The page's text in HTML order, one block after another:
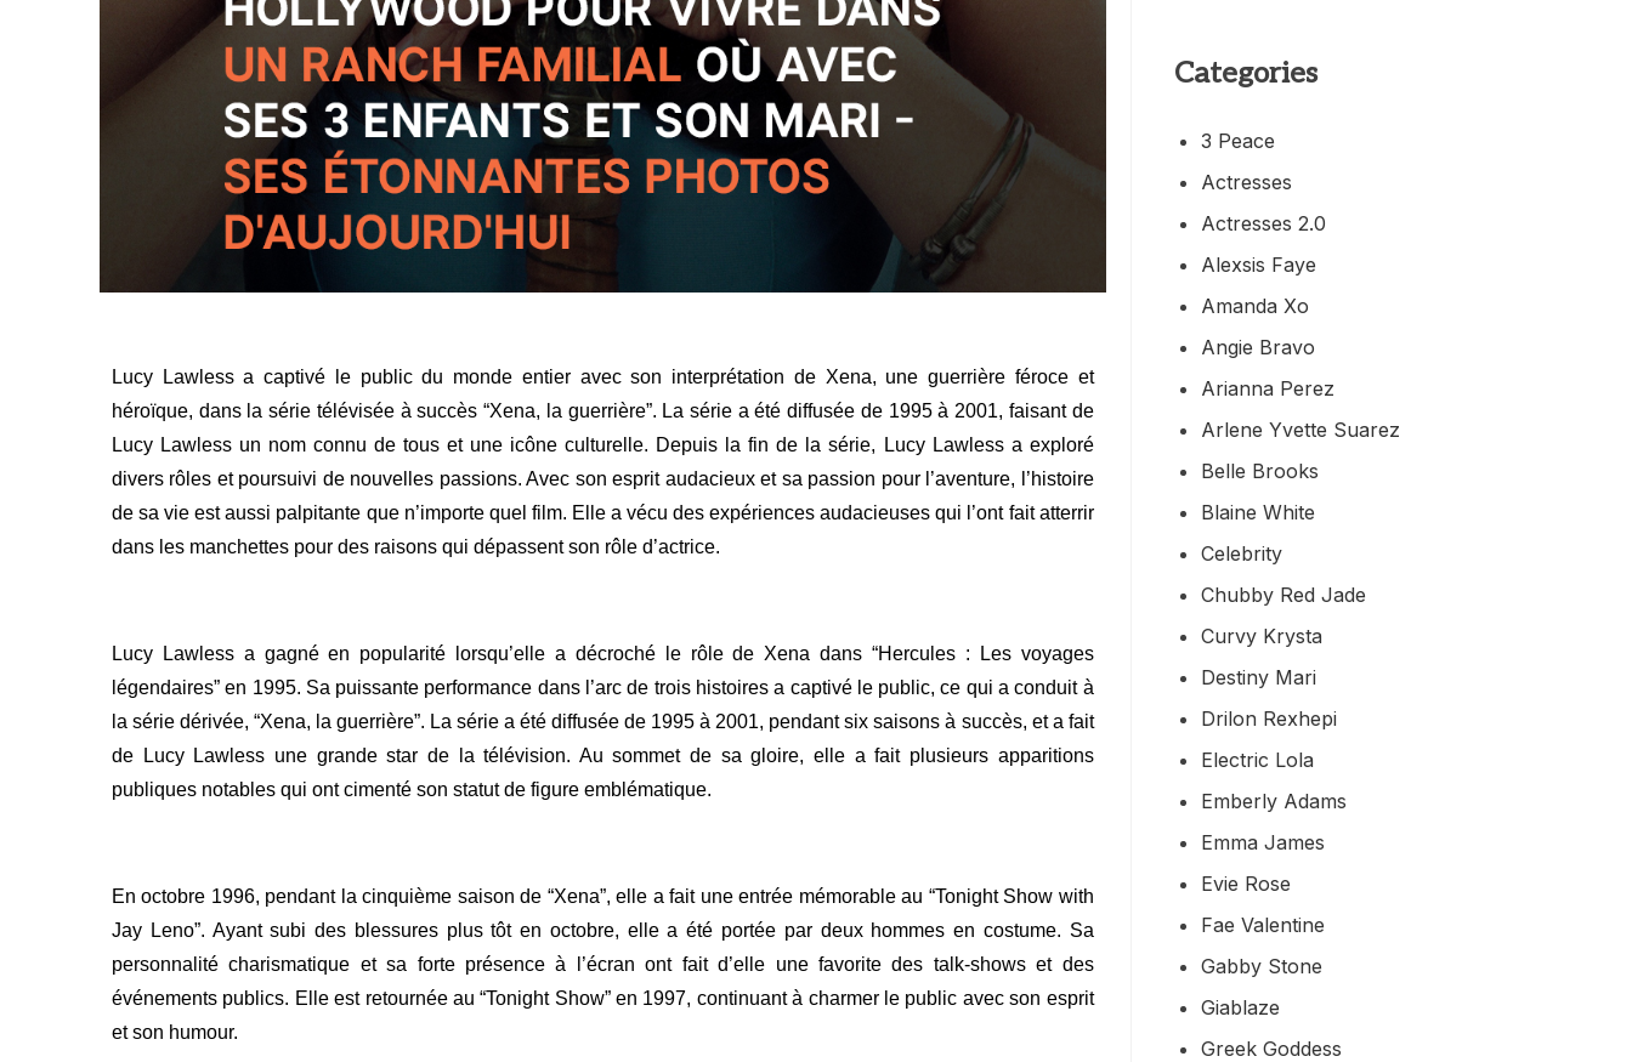
Lucy Lawless a captivé le public du monde entier avec son interprétation de Xena, une guerrière féroce et
héroïque, dans la série télévisée à succès “Xena, la guerrière”. La série a été diffusée de 1995 à 2001, faisant de
Lucy Lawless un nom connu de tous et une icône culturelle. Depuis la fin de la série, Lucy Lawless a exploré
divers rôles et poursuivi de nouvelles passions. Avec son esprit audacieux et sa passion pour l’aventure, l’histoire
de sa vie est aussi palpitante que n’importe quel film. Elle a vécu des expériences audacieuses qui l’ont fait atterrir
dans les manchettes pour des raisons qui dépassent son rôle d’actrice.
Lucy Lawless a gagné en popularité lorsqu’elle a décroché le rôle de Xena dans “Hercules : Les voyages
légendaires” en 1995. Sa puissante performance dans l’arc de trois histoires a captivé le public, ce qui a conduit à
la série dérivée, “Xena, la guerrière”. La série a été diffusée de 1995 à 2001, pendant six saisons à succès, et a fait
de Lucy Lawless une grande star de la télévision. Au sommet de sa gloire, elle a fait plusieurs apparitions
publiques notables qui ont cimenté son statut de figure emblématique.
En octobre 1996, pendant la cinquième saison de “Xena”, elle a fait une entrée mémorable au “Tonight Show with
Jay Leno”. Ayant subi des blessures plus tôt en octobre, elle a été portée par deux hommes en costume. Sa
personnalité charismatique et sa forte présence à l’écran ont fait d’elle une favorite des talk-shows et des
événements publics. Elle est retournée au “Tonight Show” en 1997, continuant à charmer le public avec son esprit
et son humour.
Categories
3 Peace
Actresses
Actresses 2.0
Alexsis Faye
Amanda Xo
Angie Bravo
Arianna Perez
Arlene Yvette Suarez
Belle Brooks
Blaine White
Celebrity
Chubby Red Jade
Curvy Krysta
Destiny Mari
Drilon Rexhepi
Electric Lola
Emberly Adams
Emma James
Evie Rose
Fae Valentine
Gabby Stone
Giablaze
Greek Goddess